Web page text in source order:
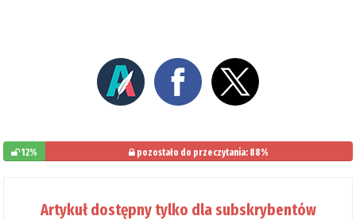
12% pozostało do przeczytania: 88%
Artykuł dostępny tylko dla subskrybentów